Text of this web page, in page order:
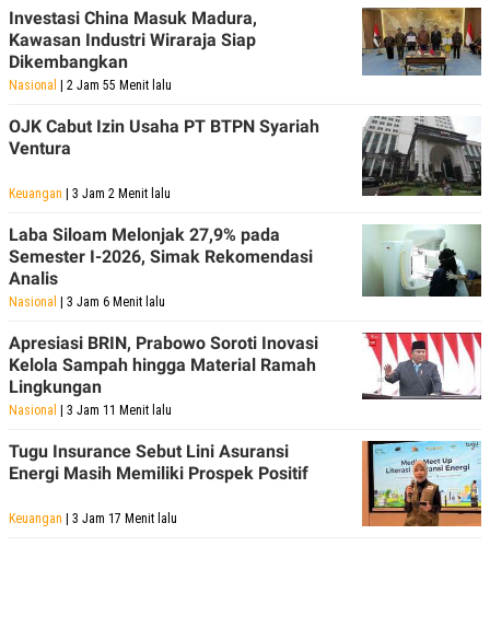
Investasi China Masuk Madura,
Kawasan Industri Wiraraja Siap
Dikembangkan
Nasional | 2 Jam 55 Menit lalu
OJK Cabut Izin Usaha PT BTPN Syariah
Ventura
Keuangan | 3 Jam 2 Menit lalu
Laba Siloam Melonjak 27,9% pada
Semester I-2026, Simak Rekomendasi
Analis
Nasional | 3 Jam 6 Menit lalu
Apresiasi BRIN, Prabowo Soroti Inovasi
Kelola Sampah hingga Material Ramah
Lingkungan
Nasional | 3 Jam 11 Menit lalu
Tugu Insurance Sebut Lini Asuransi
Energi Masih Memiliki Prospek Positif
Keuangan | 3 Jam 17 Menit lalu